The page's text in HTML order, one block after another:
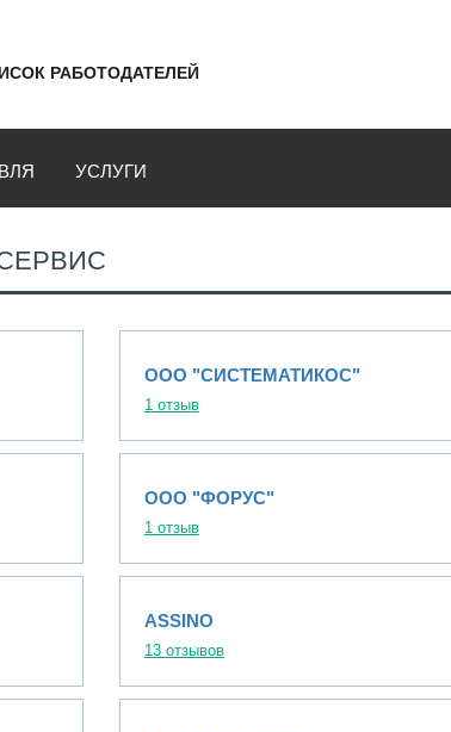
РАБОТОДАТЕЛЕЙ
УСЛУГИ
ООО "СИСТЕМАТИКОС"
1 отзыв
ООО "ФОРУС"
1 отзыв
ASSINO
13 отзывов